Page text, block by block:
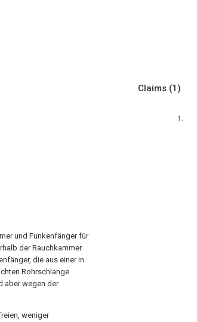
und Funkenfänger für
der Rauchkammer.
die aus einer in
Rohrschlange
aber wegen der
weniger
Claims (1)